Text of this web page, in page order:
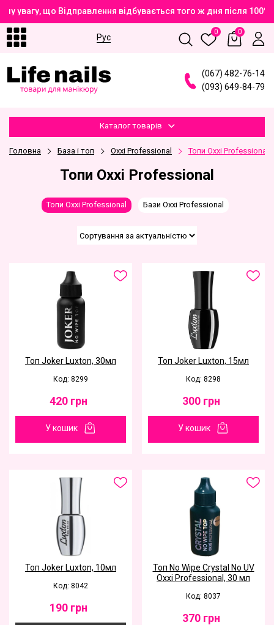
увагу, що Відправлення відбувається того ж дня після
Рус
0 0
(067) 482-76-14
(093) 649-84-79
Каталог товарів
Головна База і топ Oxxi Professional Топи Oxxi Professional
Топи Oxxi Professional
Топи Oxxi Professional Бази Oxxi Professional
Топ Joker Luxton, 30мл
Код: 8299
420 грн
У кошик
Топ Joker Luxton, 15мл
Код: 8298
300 грн
У кошик
Топ Joker Luxton, 10мл
Код: 8042
190 грн
Топ No Wipe Crystal No UV
Oxxi Professional, 30 мл
Код: 8037
370 грн